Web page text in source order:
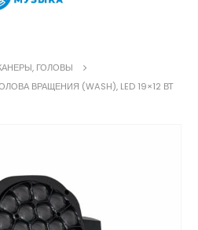
ГОЛОВЫ
ВРАЩЕНИЯ (WASH), LED 19×12 ВТ